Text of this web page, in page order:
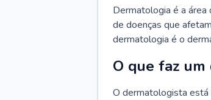
Dermatologia é a área
de doenças que
dermatologia é o
O que faz
O dermatologista está